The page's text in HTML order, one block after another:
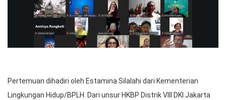
Pertemuan dihadiri oleh Estamina Silalahi dari Kementerian
Lingkungan Hidup/BPLH. Dari unsur HKBP Distrik VIII DKI Jakarta